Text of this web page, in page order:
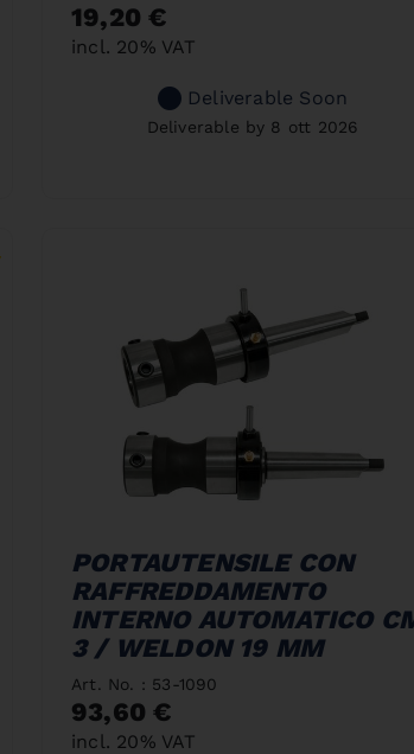
19,20 €
incl. 20% VAT
Deliverable Soon
Deliverable by 8 ott 2026
PORTAUTENSILE CON
RAFFREDDAMENTO
INTERNO AUTOMATICO
3 / WELDON 19 MM
Art. No. : 53-1090
93,60 €
incl. 20% VAT